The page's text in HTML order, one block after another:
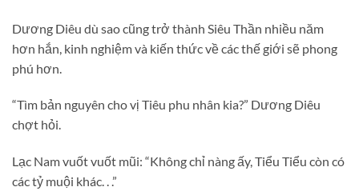
Dương Diêu dù sao cũng trở thành Siêu Thần nhiều năm
hơn hắn, kinh nghiệm và kiến thức về các thế giới sẽ phong
phú hơn.
“Tìm bản nguyên cho vị Tiêu phu nhân kia?” Dương Diêu
chợt hỏi.
Lạc Nam vuốt vuốt mũi: “Không chỉ nàng ấy, Tiểu Tiểu còn có
các tỷ muội khác. . .”